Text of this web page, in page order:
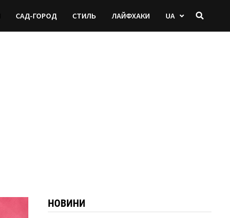
САД-ГОРОД СТИЛЬ ЛАЙФХАКИ UA
НОВИНИ